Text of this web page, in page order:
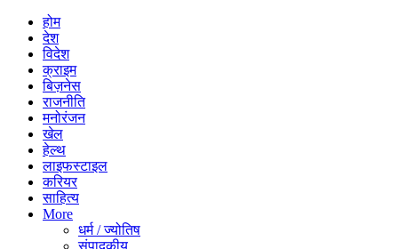
होम
देश
विदेश
क्राइम
बिज़नेस
राजनीति
मनोरंजन
खेल
हेल्थ
लाइफस्टाइल
करियर
साहित्य
More
धर्म / ज्योतिष
संपादकीय